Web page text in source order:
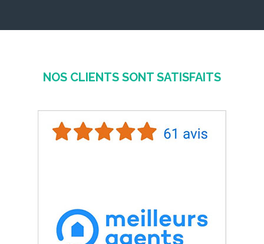
NOS CLIENTS SONT SATISFAITS